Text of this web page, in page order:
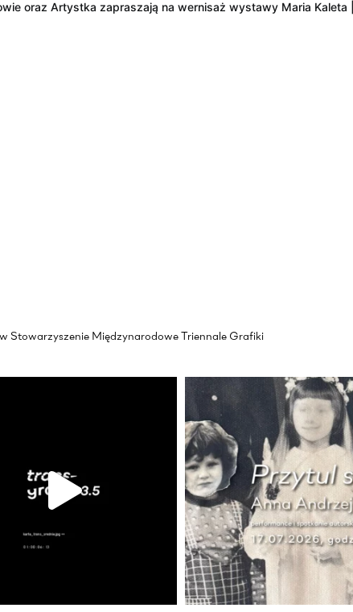
oraz Artystka zapraszają na wernisaż wystawy Maria Kaleta |
Stowarzyszenie Międzynarodowe Triennale Grafiki